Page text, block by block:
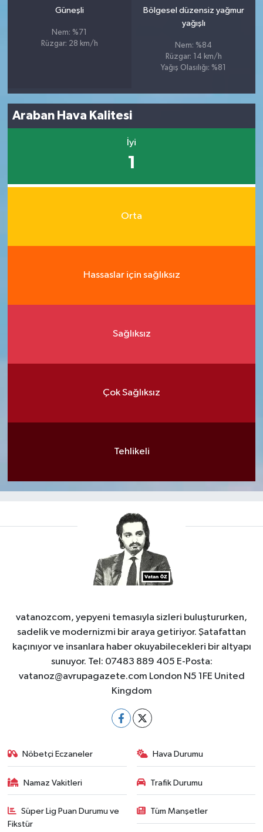
Güneşli
Nem: %71
Rüzgar: 28 km/h
Bölgesel düzensiz yağmur
yağışlı
Nem: %84
Rüzgar: 14 km/h
Yağış Olasılığı: %81
Araban Hava Kalitesi
İyi
1
Orta
Hassaslar için sağlıksız
Sağlıksız
Çok Sağlıksız
Tehlikeli
vatanozcom, yepyeni temasıyla sizleri buluştururken,
sadelik ve modernizmi bir araya getiriyor. Şatafattan
kaçınıyor ve insanlara haber okuyabilecekleri bir altyapı
sunuyor. Tel: 07483 889 405 E-Posta:
vatanoz@avrupagazete.com London N5 1FE United
Kingdom
Nöbetçi Eczaneler Hava Durumu
Namaz Vakitleri Trafik Durumu
Süper Lig Puan Durumu ve
Fikstür
Tüm Manşetler